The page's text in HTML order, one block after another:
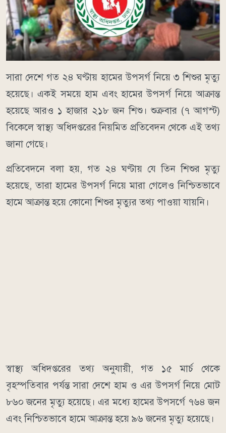
সারা দেশে গত ২৪ ঘণ্টায় হামের উপসর্গ নিয়ে ৩ শিশুর মৃত্যু
হয়েছে। একই সময়ে হাম এবং হামের উপসর্গ নিয়ে আক্রান্ত
হয়েছে আরও ১ হাজার ২১৮ জন শিশু। শুক্রবার (৭ আগস্ট)
বিকেলে স্বাস্থ্য অধিদপ্তরের নিয়মিত প্রতিবেদন থেকে এই তথ্য
জানা গেছে।
প্রতিবেদনে বলা হয়, গত ২৪ ঘণ্টায় যে তিন শিশুর মৃত্যু
হয়েছে, তারা হামের উপসর্গ নিয়ে মারা গেলেও নিশ্চিতভাবে
হামে আক্রান্ত হয়ে কোনো শিশুর মৃত্যুর তথ্য পাওয়া যায়নি।
স্বাস্থ্য অধিদপ্তরের তথ্য অনুযায়ী, গত ১৫ মার্চ থেকে
বৃহস্পতিবার পর্যন্ত সারা দেশে হাম ও এর উপসর্গ নিয়ে মোট
৮৬০ জনের মৃত্যু হয়েছে। এর মধ্যে হামের উপসর্গে ৭৬৪ জন
এবং নিশ্চিতভাবে হামে আক্রান্ত হয়ে ৯৬ জনের মৃত্যু হয়েছে।